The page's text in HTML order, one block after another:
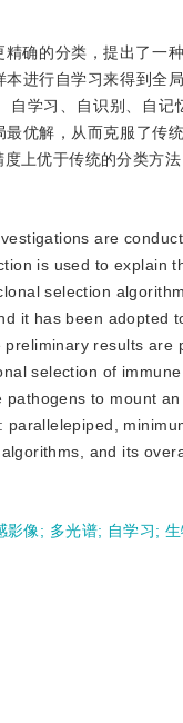
精确的分类，提出了一
本进行自学习来得到全
自学习、自识别、自
优解，从而克服了传
上优于传统的分类方
are
is used to explain
selection
it has been adopted
results
selection of
pathogens to mount
and its
影像; 多光谱; 自学习;